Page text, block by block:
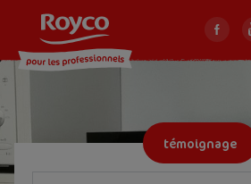
main
navigation
témoignage